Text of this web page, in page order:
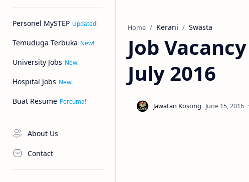
Personel MySTEP
Temuduga Terbuka
University Jobs
Hospital Jobs
Buat Resume
About Us
Contact
Home Kerani Swasta
Job
July 2016